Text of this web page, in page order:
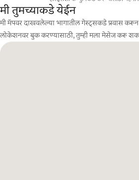
मी तुमच्याकडे येईन
मी मॅपवर दाखवलेल्या भागातील गेस्ट्सकडे प्रवास करून
लोकेशनवर बुक करण्यासाठी, तुम्ही मला मेसेज करू